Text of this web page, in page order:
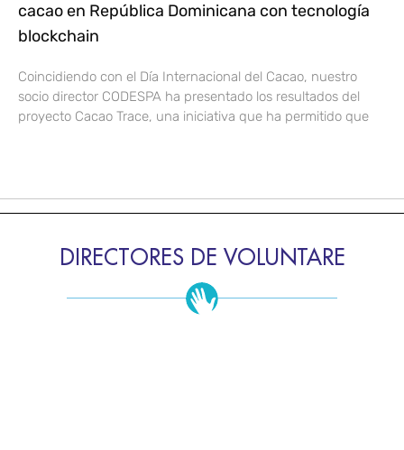
cacao en República Dominicana con tecnología
blockchain
Coincidiendo con el Día Internacional del Cacao, nuestro
socio director CODESPA ha presentado los resultados del
proyecto Cacao Trace, una iniciativa que ha permitido que
DIRECTORES DE VOLUNTARE